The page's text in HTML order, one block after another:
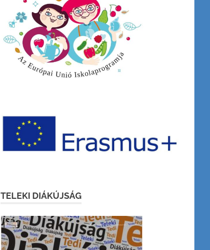
TELEKI DIÁKÚJSÁG